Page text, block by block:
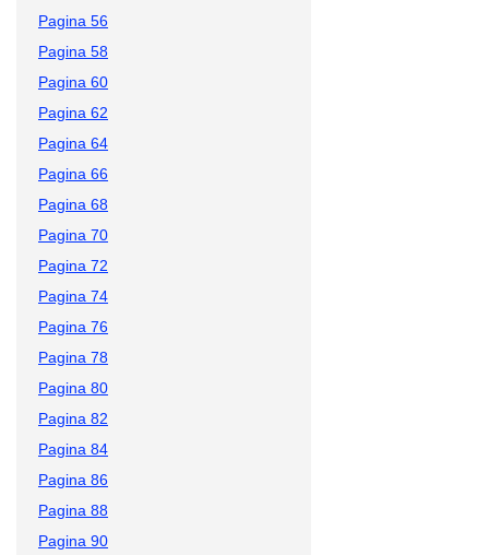
Pagina 56
Pagina 58
Pagina 60
Pagina 62
Pagina 64
Pagina 66
Pagina 68
Pagina 70
Pagina 72
Pagina 74
Pagina 76
Pagina 78
Pagina 80
Pagina 82
Pagina 84
Pagina 86
Pagina 88
Pagina 90